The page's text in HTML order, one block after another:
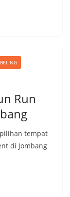
Run
tempat
di Jombang